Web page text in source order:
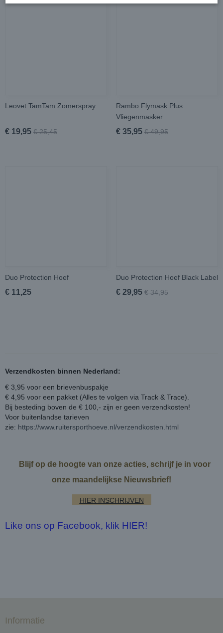
Leovet TamTam Zomerspray
€ 19,95 € 25,45
Rambo Flymask Plus
Vliegenmasker
€ 35,95 € 49,95
Duo Protection Hoef
€ 11,25
Duo Protection Hoef Black Label
€ 29,95 € 34,95
Verzendkosten binnen Nederland:
€ 3,95 voor een brievenbuspakje
€ 4,95 voor een pakket (Alles te volgen via Track & Trace).
Bij besteding boven de € 100,- zijn er geen verzendkosten!
Voor buitenlandse tarieven
zie: https://www.ruitersporthoeve.nl/verzendkosten.html
Blijf op de hoogte van onze acties, schrijf je in voor
onze maandelijkse Nieuwsbrief!
HIER INSCHRIJVEN
Like ons op Facebook, klik HIER!
Informatie